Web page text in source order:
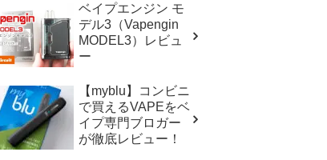
ベイプエンジン モ
デル3（Vapengin
MODEL3）レビュ
ー
【myblu】コンビニ
で買えるVAPEをベ
イプ専門ブロガー
が徹底レビュー！